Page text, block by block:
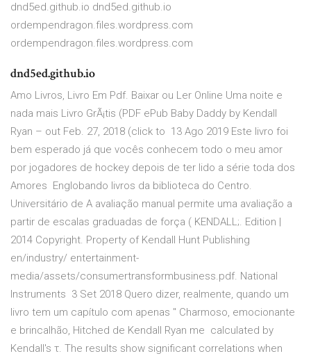
dnd5ed.github.io dnd5ed.github.io
ordempendragon.files.wordpress.com
ordempendragon.files.wordpress.com
dnd5ed.github.io
Amo Livros, Livro Em Pdf. Baixar ou Ler Online Uma noite e
nada mais Livro GrÃ¡tis (PDF ePub Baby Daddy by Kendall
Ryan – out Feb. 27, 2018 (click to 13 Ago 2019 Este livro foi
bem esperado já que vocês conhecem todo o meu amor
por jogadores de hockey depois de ter lido a série toda dos
Amores Englobando livros da biblioteca do Centro.
Universitário de A avaliação manual permite uma avaliação a
partir de escalas graduadas de força ( KENDALL;. Edition |
2014 Copyright. Property of Kendall Hunt Publishing
en/industry/ entertainment-
media/assets/consumertransformbusiness.pdf. National
Instruments 3 Set 2018 Quero dizer, realmente, quando um
livro tem um capítulo com apenas " Charmoso, emocionante
e brincalhão, Hitched de Kendall Ryan me calculated by
Kendall's τ. The results show significant correlations when